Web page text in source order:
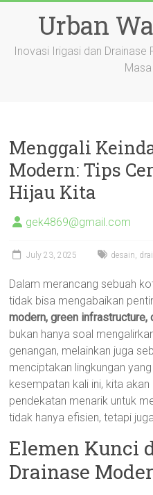
Urban
Inovasi Irigasi dan Drainase
Menggali
Modern: Tips
Hijau Kita
gek4869@gmail.com
July 23, 2025 desain,
Dalam merancang sebuah
tidak bisa mengabaikan
modern, green infrastructure,
bukan hanya soal
genangan, melainkan juga
menciptakan lingkungan
kesempatan kali ini, kita
pendekatan menarik untuk
tidak hanya efisien, tetapi
Elemen Kunci
Drainase